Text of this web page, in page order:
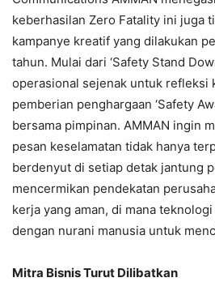
keberhasilan Zero Fatality ini juga
kampanye kreatif yang dilakukan
tahun. Mulai dari ‘Safety Stand
operasional sejenak untuk refleksi
pemberian penghargaan ‘Safety
bersama pimpinan. AMMAN ingin
pesan keselamatan tidak hanya
berdenyut di setiap detak jantung
mencermikan pendekatan
kerja yang aman, di mana
dengan nurani manusia untuk
Mitra Bisnis Turut Dilibatkan